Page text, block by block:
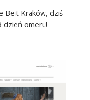
Beit Kraków, dziś
dzień omeru!